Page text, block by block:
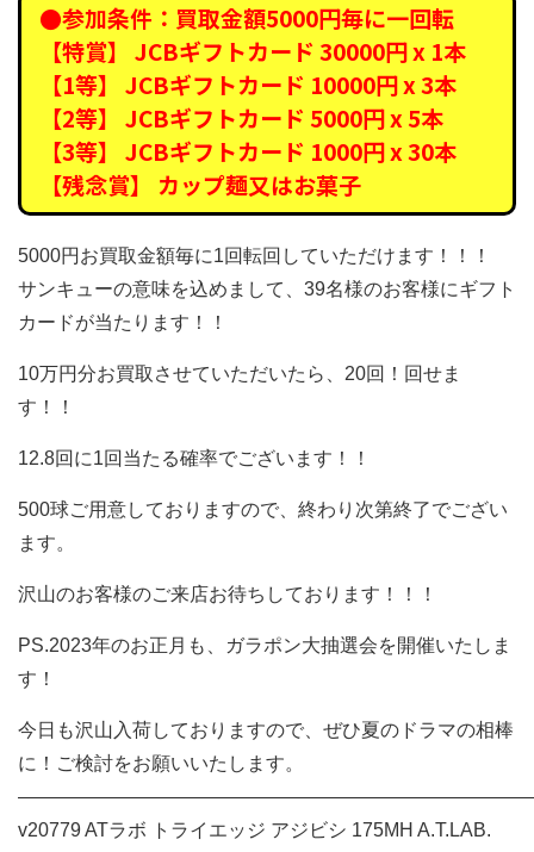
●参加条件：買取金額5000円毎に一回転
【特賞】 JCBギフトカード 30000円 x 1本
【1等】 JCBギフトカード 10000円 x 3本
【2等】 JCBギフトカード 5000円 x 5本
【3等】 JCBギフトカード 1000円 x 30本
【残念賞】 カップ麺又はお菓子
5000円お買取金額毎に1回転回していただけます！！！
サンキューの意味を込めまして、39名様のお客様にギフト
カードが当たります！！
10万円分お買取させていただいたら、20回！回せま
す！！
12.8回に1回当たる確率でございます！！
500球ご用意しておりますので、終わり次第終了でござい
ます。
沢山のお客様のご来店お待ちしております！！！
PS.2023年のお正月も、ガラポン大抽選会を開催いたしま
す！
今日も沢山入荷しておりますので、ぜひ夏のドラマの相棒
に！ご検討をお願いいたします。
v20779 ATラボ トライエッジ アジビシ 175MH A.T.LAB.